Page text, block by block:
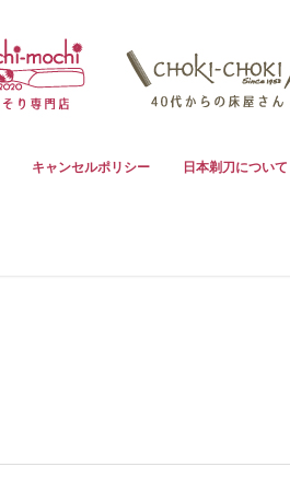
キャンセルポリシー 日本剃刀について